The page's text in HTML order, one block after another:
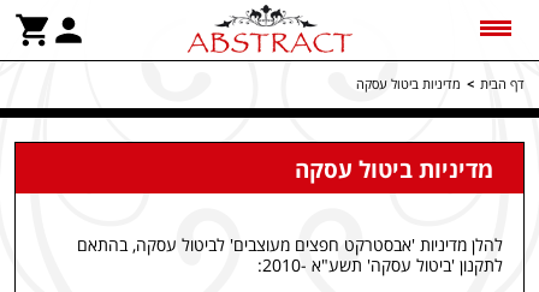
דף הבית > מדיניות ביטול עסקה
מדיניות ביטול עסקה
להלן מדיניות 'אבסטרקט חפצים מעוצבים' לביטול עסקה, בהתאם
לתקנון 'ביטול עסקה' תשע"א -2010: